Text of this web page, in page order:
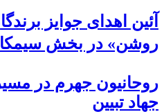
آئین اهدای جوایز
روشن» در بخش
روحانیون جهرم در
جهاد تبیین